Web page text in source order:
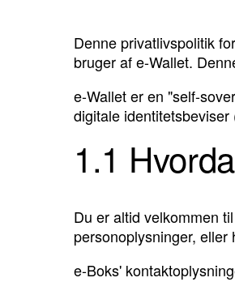
Denne privatlivspolitik
bruger af e-Wallet.
e-Wallet er en "self-
digitale
1.1
Du er altid velkommen
personoplysninger,
e-Boks'